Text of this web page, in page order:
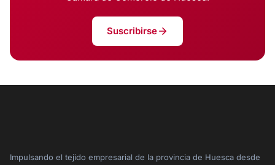
Suscribirse
Impulsando el tejido empresarial de la provincia de Huesca desde